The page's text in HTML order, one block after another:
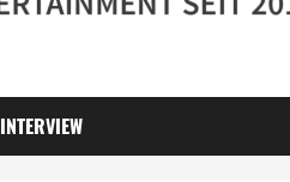
INTERVIEW